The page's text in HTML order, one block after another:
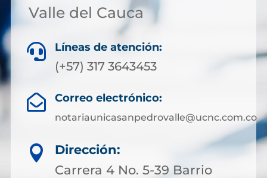
Valle del Cauca
 Líneas de atención:
(+57) 317 3643453
 Correo electrónico:
notariaunicasanpedrovalle@ucnc.com.co

Dirección:
Carrera 4 No. 5-39 Barrio